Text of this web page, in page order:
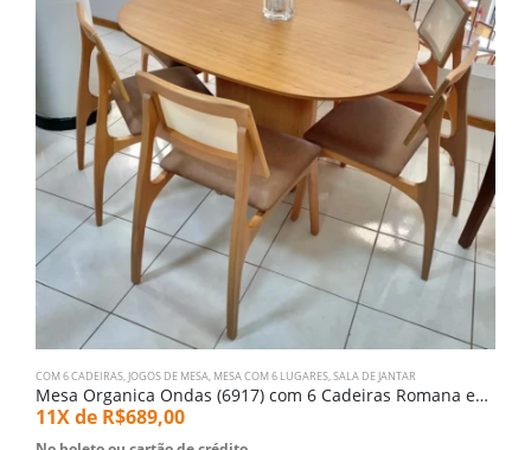
COM 6 CADEIRAS, JOGOS DE MESA, MESA COM 6 LUGARES,SALA DE JANTAR
Mesa Organica Ondas (6917) com 6 Cadeiras Romana em Tela e Couro Eco (5051)
11X de R$689,00